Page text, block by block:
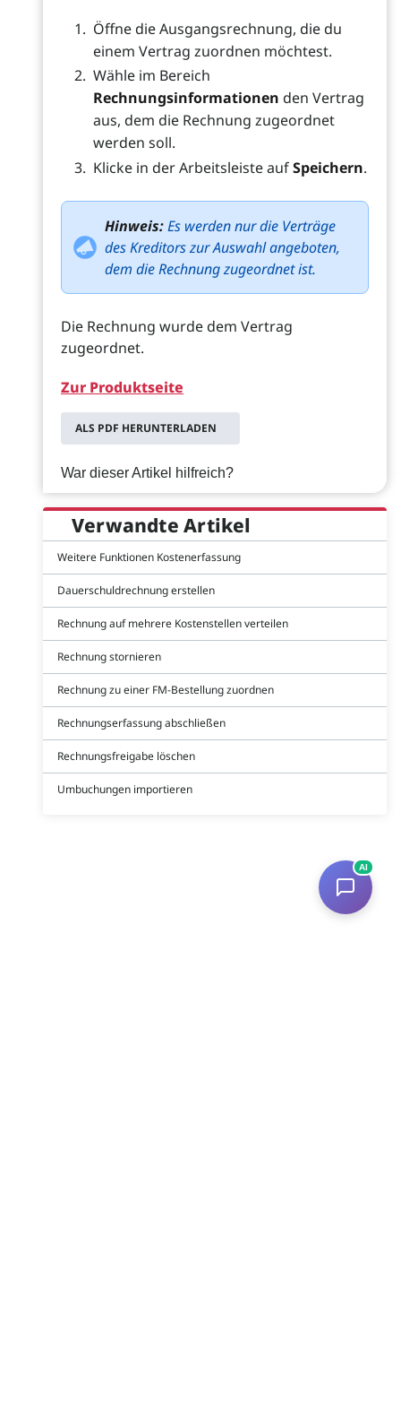
Öffne die Ausgangsrechnung, die du
einem Vertrag zuordnen möchtest.
Wähle im Bereich
Rechnungsinformationen den Vertrag
aus, dem die Rechnung zugeordnet
werden soll.
Klicke in der Arbeitsleiste aufSpeichern.
Hinweis:Es werden nur die Verträge
des Kreditors zur Auswahl angeboten,
dem die Rechnung zugeordnet ist.
Die Rechnung wurde dem Vertrag
zugeordnet.
Zur Produktseite
ALS PDF HERUNTERLADEN
War dieser Artikel hilfreich?
Verwandte Artikel
Weitere Funktionen Kostenerfassung
Dauerschuldrechnung erstellen
Rechnung auf mehrere Kostenstellen verteilen
Rechnung stornieren
Rechnung zu einer FM-Bestellung zuordnen
Rechnungserfassung abschließen
Rechnungsfreigabe löschen
Umbuchungen importieren
AI